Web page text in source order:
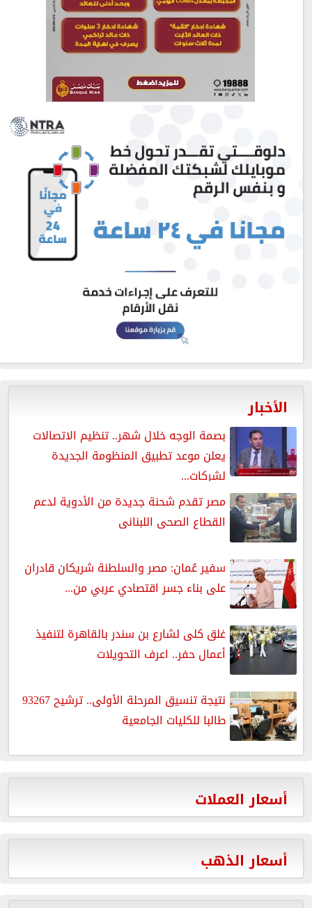
الأخبار
بصمة الوجه خلال شهر.. تنظيم الاتصالات
يعلن موعد تطبيق المنظومة الجديدة
لشركات...
مصر تقدم شحنة جديدة من الأدوية لدعم
القطاع الصحى اللبنانى
سفير عُمان: مصر والسلطنة شريكان قادران
على بناء جسر اقتصادي عربي من...
غلق كلى لشارع بن سندر بالقاهرة لتنفيذ
أعمال حفر.. اعرف التحويلات
نتيجة تنسيق المرحلة الأولى.. ترشيح 93267
طالبا للكليات الجامعية
أسعار العملات
أسعار الذهب